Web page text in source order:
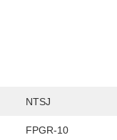
NTSJ
FPGR-10